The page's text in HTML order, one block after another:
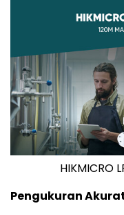
HIKMICRO
Pengukuran